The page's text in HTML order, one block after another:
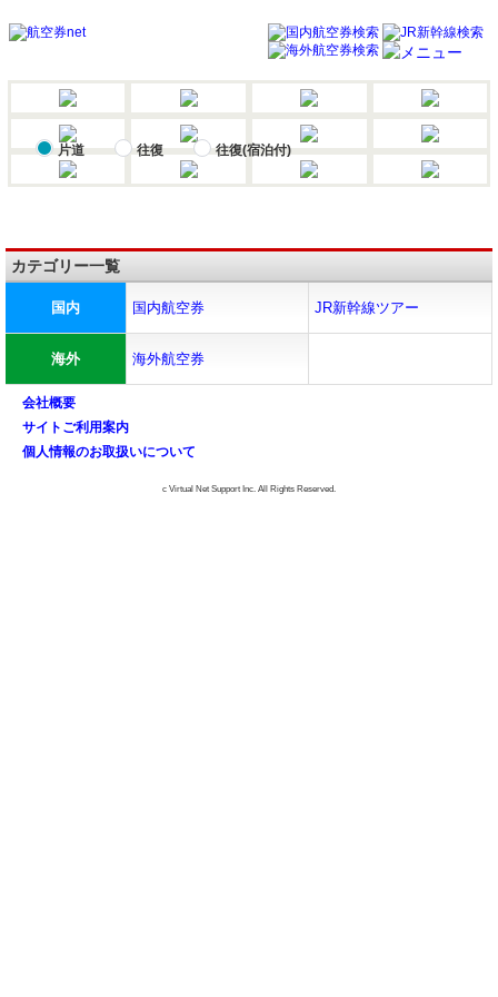
片道 往復 往復(宿泊付)
カテゴリー一覧
国内 国内航空券 JR新幹線ツアー
海外 海外航空券
会社概要
サイトご利用案内
個人情報のお取扱いについて
c Virtual Net Support Inc. All Rights Reserved.